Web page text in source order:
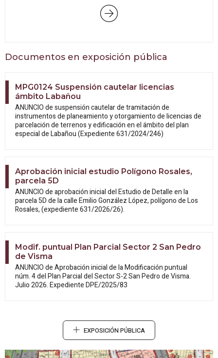
Documentos en exposición pública
MPG0124 Suspensión cautelar licencias
ámbito Labañou
ANUNCIO de suspensión cautelar de tramitación de
instrumentos de planeamiento y otorgamiento de licencias de
parcelación de terrenos y edificación en el ámbito del plan
especial de Labañou (Expediente 631/2024/246)
Aprobación inicial estudio Polígono Rosales,
parcela 5D
ANUNCIO de aprobación inicial del Estudiode Detalle en la
parcela 5D de la calle Emilio González López, polígono de Los
Rosales, (expediente 631/2026/26).
Modif. puntual Plan Parcial Sector 2 San Pedro
de Visma
ANUNCIO de Aprobación inicial de laModificación puntual
núm. 4 del Plan Parcial del Sector S-2 San Pedro de Visma.
Julio 2026. Expediente DPE/2025/83
EXPOSICIÓN PÚBLICA